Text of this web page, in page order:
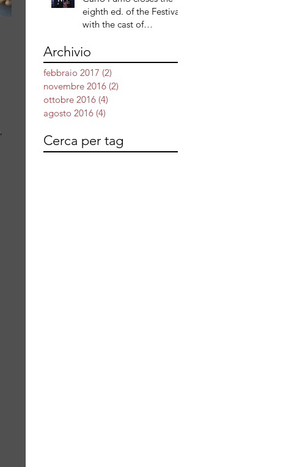
eighth ed. of the Festival
with the cast of
Archivio
febbraio 2017 (2)
novembre 2016 (2)
ottobre 2016 (4)
agosto 2016 (4)
Cerca per tag